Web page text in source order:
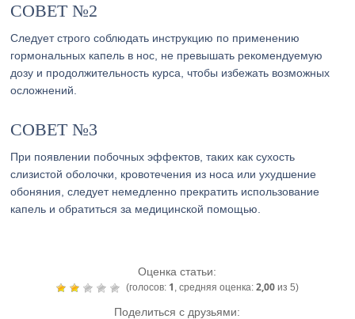
СОВЕТ №2
Следует строго соблюдать инструкцию по применению
гормональных капель в нос, не превышать рекомендуемую
дозу и продолжительность курса, чтобы избежать возможных
осложнений.
СОВЕТ №3
При появлении побочных эффектов, таких как сухость
слизистой оболочки, кровотечения из носа или ухудшение
обоняния, следует немедленно прекратить использование
капель и обратиться за медицинской помощью.
Оценка статьи:
(голосов: 1 , средняя оценка: 2,00из 5)
Поделиться с друзьями: